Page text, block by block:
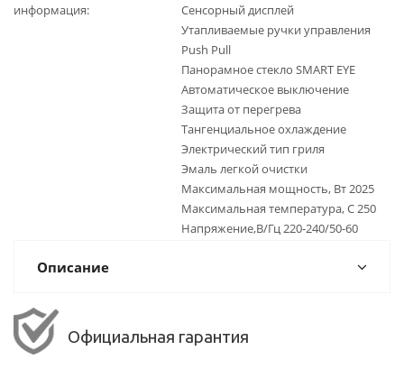
информация
Сенсорный дисплей
Утапливаемые ручки управления
Push Pull
Панорамное стекло SMART EYE
Автоматическое выключение
Защита от перегрева
Тангенциальное охлаждение
Электрический тип гриля
Эмаль легкой очистки
Максимальная мощность, Вт 2025
Максимальная температура, С 250
Напряжение,В/Гц 220-240/50-60
Описание
Официальная гарантия